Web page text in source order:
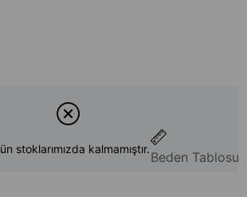
Beden Tablosu
stoklarımızda kalmamıştır.